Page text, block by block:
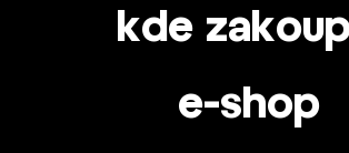
kde
e-shop